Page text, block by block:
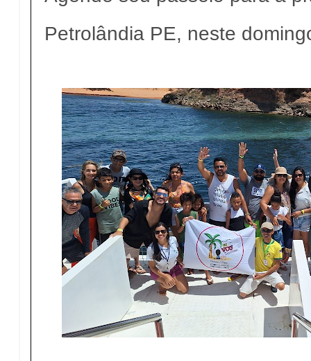
Petrolândia PE, neste